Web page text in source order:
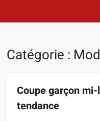
Catégorie :
Coupe garçon
tendance